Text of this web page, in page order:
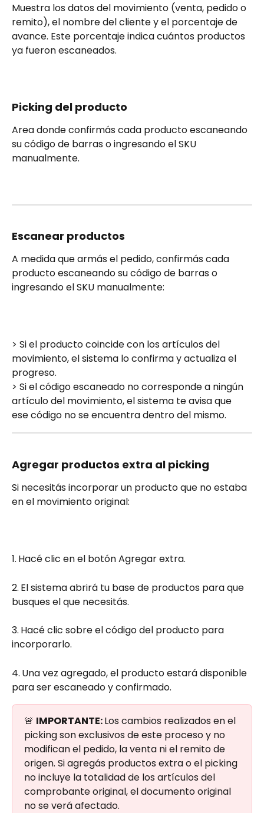
Muestra los datos del movimiento (venta, pedido o
remito), el nombre del cliente y el porcentaje de
avance. Este porcentaje indica cuántos productos
ya fueron escaneados.
Picking del producto
Area donde confirmás cada producto escaneando
su código de barras o ingresando el SKU
manualmente.
Escanear productos
A medida que armás el pedido, confirmás cada
producto escaneando su código de barras o
ingresando el SKU manualmente:
> Si el producto coincide con los artículos del
movimiento, el sistema lo confirma y actualiza el
progreso.
> Si el código escaneado no corresponde a ningún
artículo del movimiento, el sistema te avisa que
ese código no se encuentra dentro del mismo.
Agregar productos extra al picking
Si necesitás incorporar un producto que no estaba
en el movimiento original:
1. Hacé clic en el botón Agregar extra.
2. El sistema abrirá tu base de productos para que
busques el que necesitás.
3. Hacé clic sobre el código del producto para
incorporarlo.
4. Una vez agregado, el producto estará disponible
para ser escaneado y confirmado.
🚨 IMPORTANTE: Los cambios realizados en el
picking son exclusivos de este proceso y no
modifican el pedido, la venta ni el remito de
origen. Si agregás productos extra o el picking
no incluye la totalidad de los artículos del
comprobante original, el documento original
no se verá afectado.